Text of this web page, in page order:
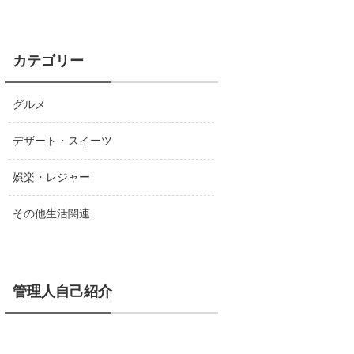
カテゴリー
グルメ
デザート・スイーツ
娯楽・レジャー
その他生活関連
管理人自己紹介